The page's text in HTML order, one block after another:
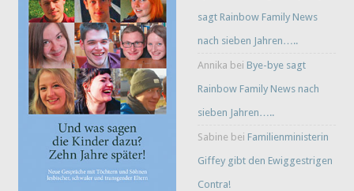
sagt Rainbow Family News
nach sieben Jahren…..
Annika bei Bye-bye sagt
Rainbow Family News nach
sieben Jahren…..
Sabine bei Familienministerin
Giffey gibt den Ewiggestrigen
Contra!